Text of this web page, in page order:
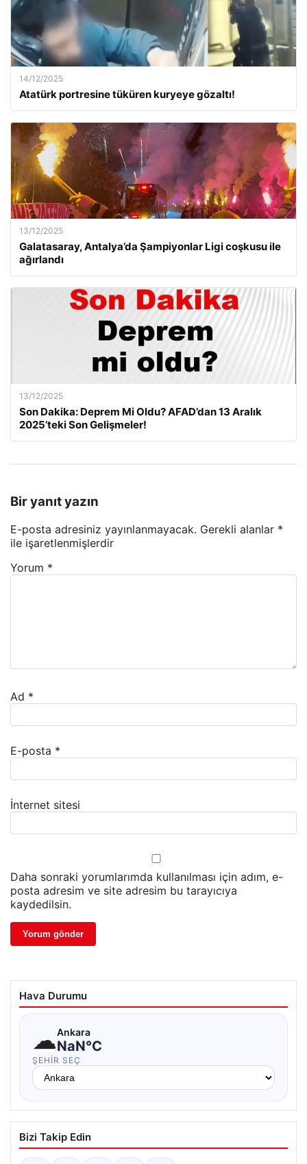
14/12/2025
Atatürk portresine tüküren kuryeye gözaltı!
13/12/2025
Galatasaray, Antalya’da Şampiyonlar Ligi coşkusu ile
ağırlandı
13/12/2025
Son Dakika: Deprem Mi Oldu? AFAD’dan 13 Aralık
2025’teki Son Gelişmeler!
Bir yanıt yazın
E-posta adresiniz yayınlanmayacak. Gerekli alanlar *
ile işaretlenmişlerdir
Yorum *
Ad *
E-posta *
İnternet sitesi
Daha sonraki yorumlarımda kullanılması için adım, e-
posta adresim ve site adresim bu tarayıcıya
kaydedilsin.
Hava Durumu
☁Ankara
NaN°C
ŞEHIR SEÇ
Bizi Takip Edin